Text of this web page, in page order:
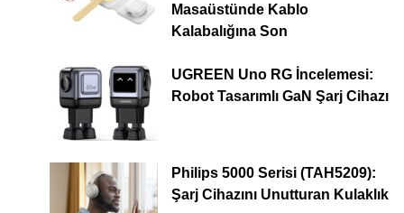
Masaüstünde Kablo
Kalabalığına Son
UGREEN Uno RG İncelemesi:
Robot Tasarımlı GaN Şarj Cihazı
Philips 5000 Serisi (TAH5209):
Şarj Cihazını Unutturan Kulaklık